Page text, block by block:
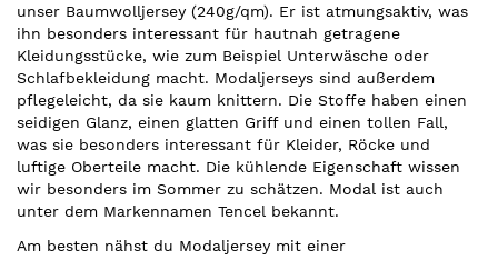
unser Baumwolljersey (240g/qm). Er ist atmungsaktiv, was
ihn besonders interessant für hautnah getragene
Kleidungsstücke, wie zum Beispiel Unterwäsche oder
Schlafbekleidung macht. Modaljerseys sind außerdem
pflegeleicht, da sie kaum knittern. Die Stoffe haben einen
seidigen Glanz, einen glatten Griff und einen tollen Fall,
was sie besonders interessant für Kleider, Röcke und
luftige Oberteile macht. Die kühlende Eigenschaft wissen
wir besonders im Sommer zu schätzen. Modal ist auch
unter dem Markennamen Tencel bekannt.
Am besten nähst du Modaljersey mit einer